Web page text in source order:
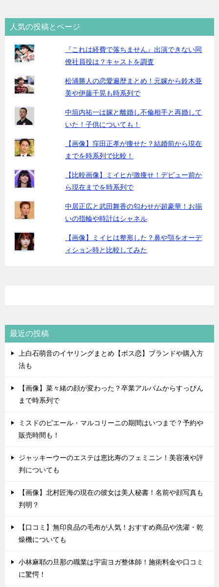
人気の投稿とページ
『これは経費で落ちません』出演できない同
僚社員役は？キャストを調査
松浦勝人の恋愛遍歴まとめ！元嫁から鈴木亜
美や伊藤千晃も時系列で
中垣内祐一は嫁と離婚し不倫相手と再婚して
いた！子供についても！
【画像】窪田正孝が痩せた？結婚前から現在
までを時系列で比較！
【比較画像】ミイヒが激痩せ！デビュー前か
ら現在までを時系列で
中居正広と武田舞香の匂わせが超豪華！お揃
いの指輪や時計はシャネル
【画像】ミイヒは整形した？鼻や顎をオーデ
ィション時と比較してみた
最近の投稿
上白石萌音のイヤリングまとめ【ボス恋】ブランドや購入方
法も
【画像】菜々緒の顔が変わった？卒業アルバムからすっぴん
まで時系列で
ミスドのピエール・マルコリーニの期間はいつまで？予約や
販売時間も！
ジャッキーウーのエステは恵比寿のフェミニン！美容液や評
判についても
【画像】北村匠海の現在の彼女は美人秘書！名前や顔写真も
判明？
【口コミ】無印良品の毛布が人気！おすすめ商品や洗濯・乾
燥機についても
小林麻耶の旦那の職業は宇宙ヨガ整体師！施術料金や口コミ
に驚愕！